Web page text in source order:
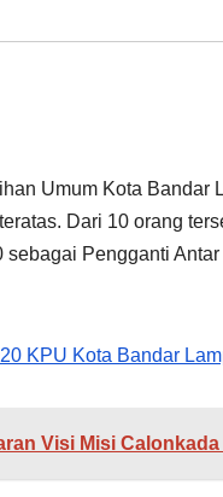
Umum Kota
Dari 10 orang
Pengganti
KPU Kota Bandar
Visi Misi